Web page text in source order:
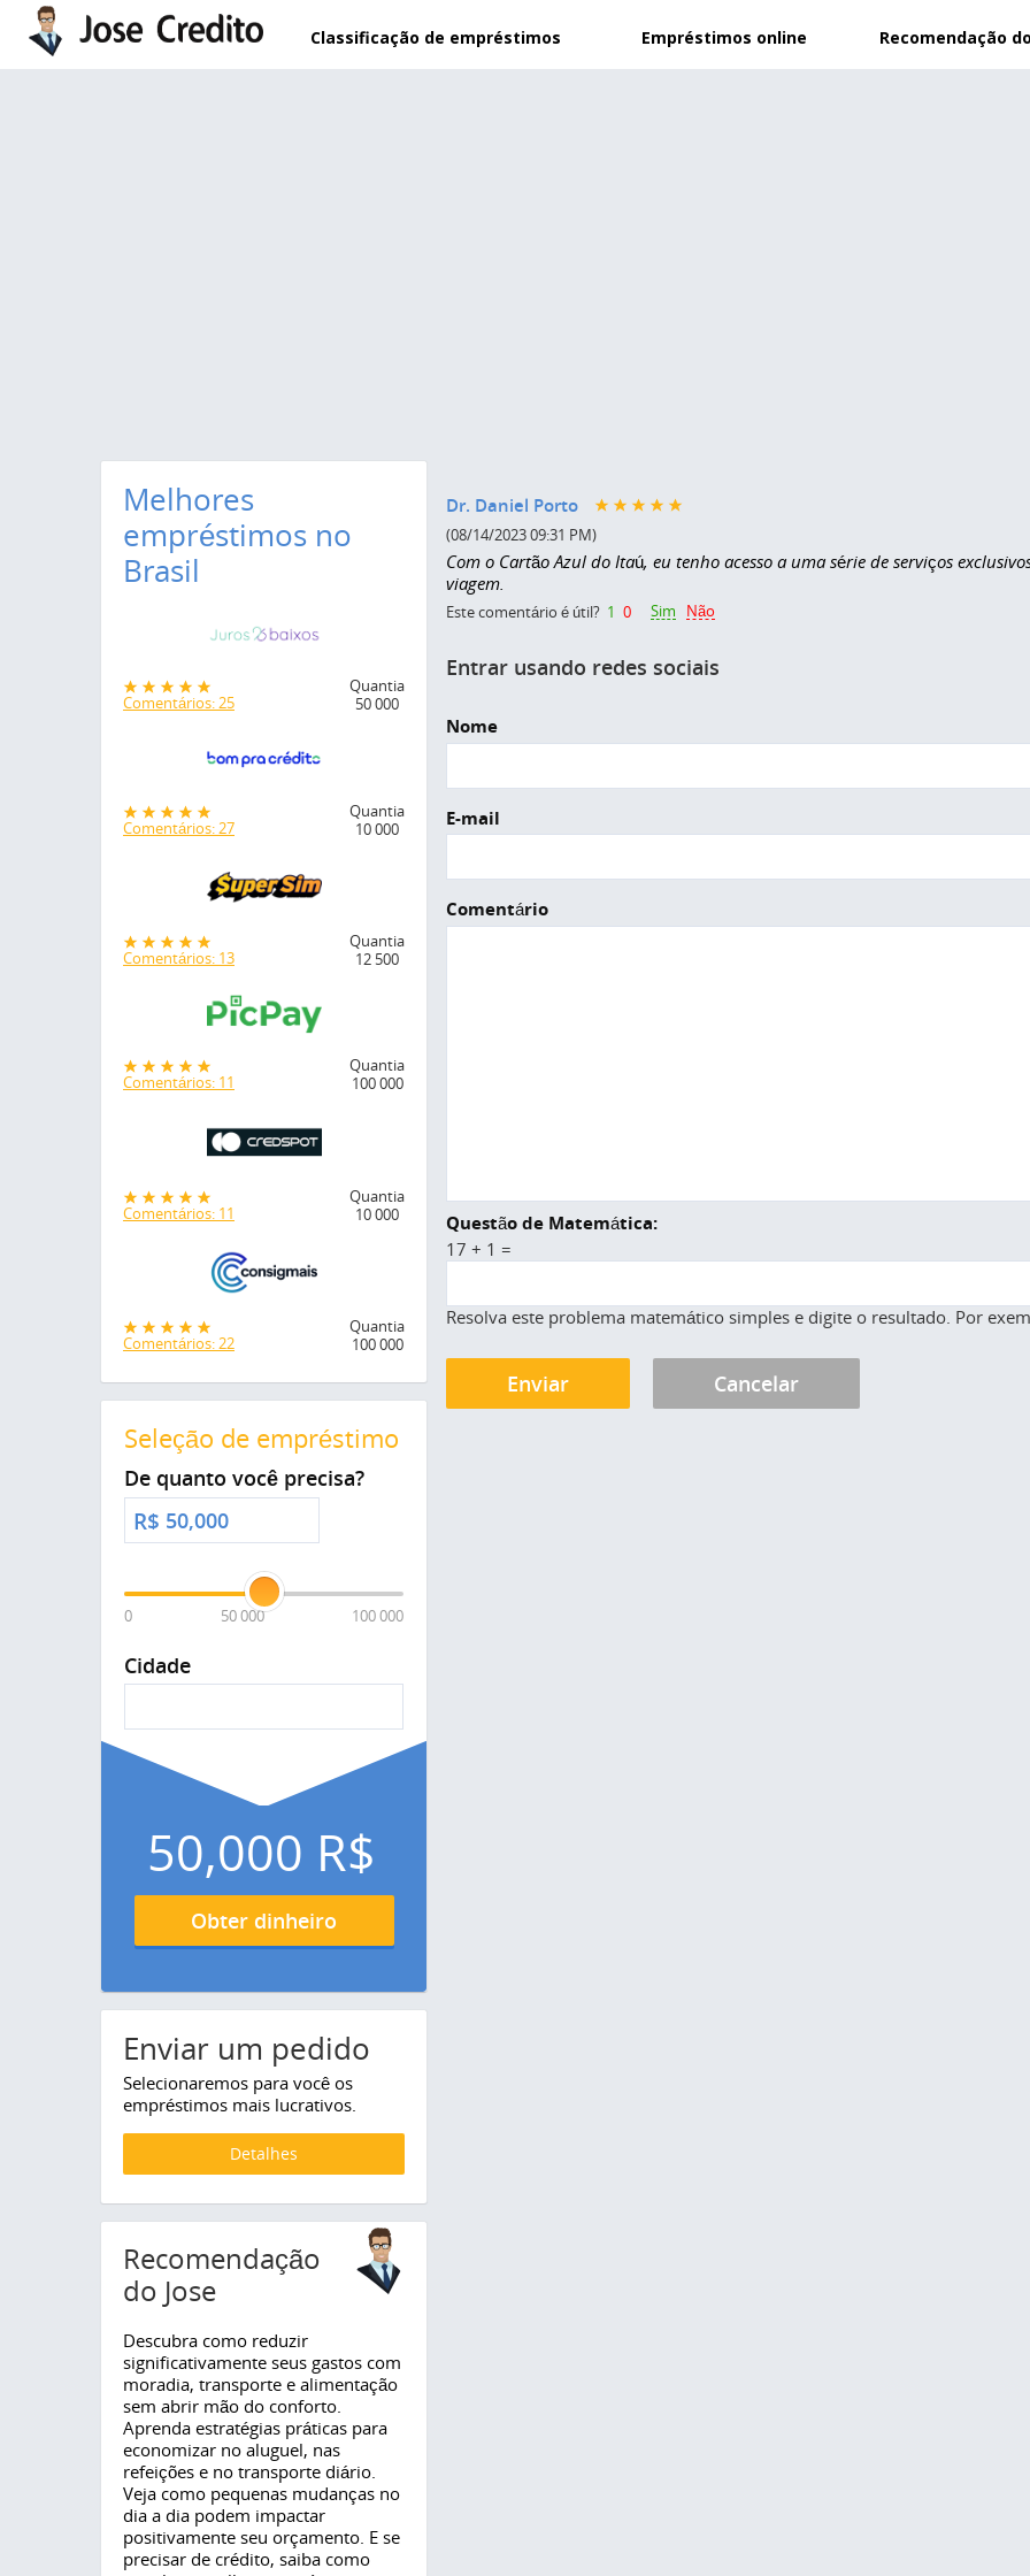
Pular para o conteúdo principal
Classificação de empréstimos Empréstimos online Recomendação
Dr. Daniel Porto
(08/14/2023 09:31 PM)
Com o Cartão Azul do Itaú, eu tenho acesso a uma série de serviços
viagem.
Este comentário é útil? 1 0 Sim
Não
Entrar usando redes sociais
Nome
E-mail
Comentário
Questão de Matemática:
17 + 1 =
Resolva este problema matemático simples e digite o resultado. Por
Melhores
empréstimos no
Brasil
Comentários: 25
Quantia
50 000
Comentários: 27
Quantia
10 000
Comentários: 13
Quantia
12 500
Comentários: 11
Quantia
100 000
Comentários: 11
Quantia
10 000
Comentários: 22
Quantia
100 000
Seleção de empréstimo
De quanto você precisa?
R$
0 50 000 100 000
Cidade
50,000 R$
Obter dinheiro
Enviar um pedido
Selecionaremos para você os
empréstimos mais lucrativos.
Detalhes
Recomendação
do Jose
Descubra como reduzir
significativamente seus gastos com
moradia, transporte e alimentação
sem abrir mão do conforto.
Aprenda estratégias práticas para
economizar no aluguel, nas
refeições e no transporte diário.
Veja como pequenas mudanças no
dia a dia podem impactar
positivamente seu orçamento. E se
precisar de crédito, saiba como